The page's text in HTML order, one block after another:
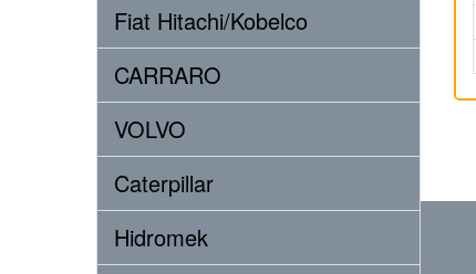
Fiat Hitachi/Kobelco
CARRARO
VOLVO
Caterpillar
Hidromek